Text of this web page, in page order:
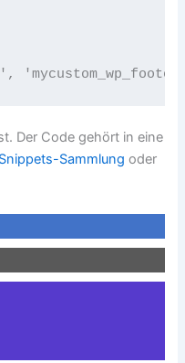
Der Code gehört in eine
Sammlung oder